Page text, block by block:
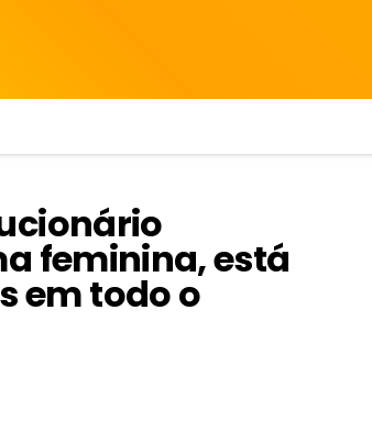
feminina, está
em todo o